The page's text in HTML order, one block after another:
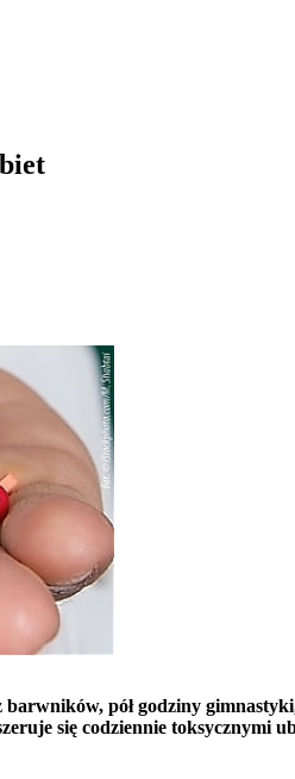
pół godziny
się codziennie toksycznymi